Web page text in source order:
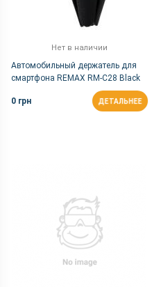
Нет в наличии
Автомобильный держатель для
смартфона REMAX RM-C28 Black
0 грн ДЕТАЛЬНЕЕ